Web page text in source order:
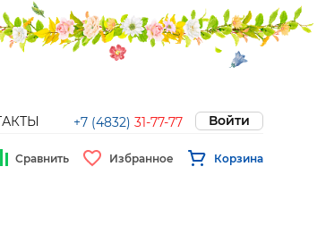
+7 (4832) 31-77-77 Войти
Сравнить Избранное Корзина